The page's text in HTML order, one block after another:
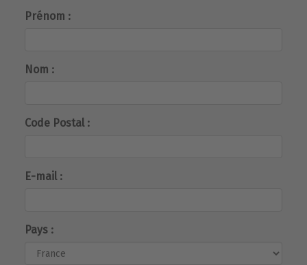
Prénom :
Nom :
Code Postal :
E-mail :
Pays :